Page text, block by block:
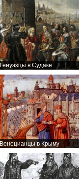
Генуэзцы в Судаке
Венецианцы в Крыму